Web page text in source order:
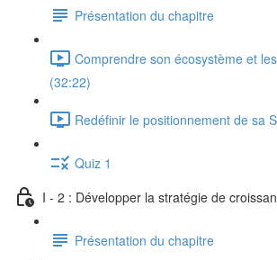
Présentation du chapitre
Comprendre son écosystème et
(32:22)
Redéfinir le positionnement de sa
Quiz 1
I - 2 : Développer la stratégie de
Présentation du chapitre